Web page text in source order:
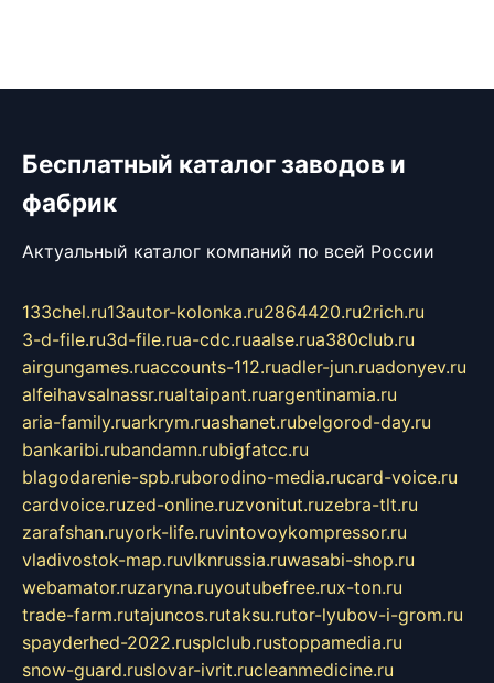
Бесплатный каталог заводов и
фабрик
Актуальный каталог компаний по всей России
133chel.ru13autor-kolonka.ru2864420.ru2rich.ru
3-d-file.ru3d-file.rua-cdc.ruaalse.rua380club.ru
airgungames.ruaccounts-112.ruadler-jun.ruadonyev.ru
alfeihavsalnassr.rualtaipant.ruargentinamia.ru
aria-family.ruarkrym.ruashanet.rubelgorod-day.ru
bankaribi.rubandamn.rubigfatcc.ru
blagodarenie-spb.ruborodino-media.rucard-voice.ru
cardvoice.ruzed-online.ruzvonitut.ruzebra-tlt.ru
zarafshan.ruyork-life.ruvintovoykompressor.ru
vladivostok-map.ruvlknrussia.ruwasabi-shop.ru
webamator.ruzaryna.ruyoutubefree.rux-ton.ru
trade-farm.rutajuncos.rutaksu.rutor-lyubov-i-grom.ru
spayderhed-2022.rusplclub.rustoppamedia.ru
snow-guard.ruslovar-ivrit.rucleanmedicine.ru